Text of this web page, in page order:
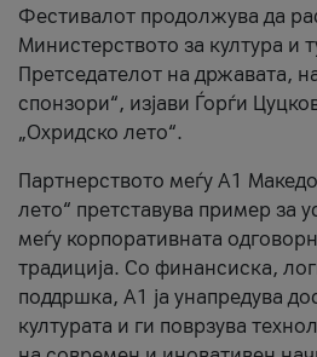
Фестивалот продолжува да
Министерството за култура и
Претседателот на државата,
спонзори“, изјави Ѓорѓи
„Охридско лето“.
Партнерството меѓу A1
лето“ претставува пример за
меѓу корпоративната
традиција. Со финансиска,
поддршка, A1 ја унапредува
културата и ги поврзува